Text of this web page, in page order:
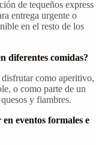
de tequeños express
entrega urgente o
en el resto de los
diferentes comidas?
como aperitivo,
o como parte de un
y fiambres.
eventos formales e